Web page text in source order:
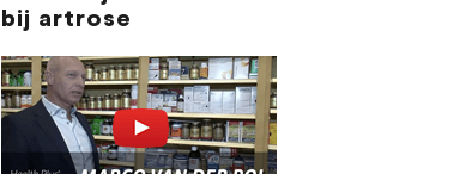
bij artrose